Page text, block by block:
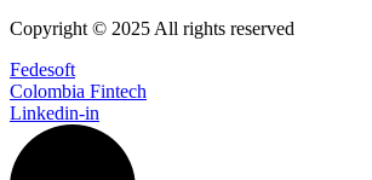
Copyright © 2025 All rights reserved
Fedesoft
Colombia Fintech
Linkedin-in